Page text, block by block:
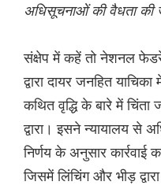
अधिसूचनाओं की वैधता की
संक्षेप में कहें तो नेशनल
द्वारा दायर जनहित याचिका
कथित वृद्धि के बारे में चिंता
द्वारा। इसने न्यायालय से
निर्णय के अनुसार कार्रवाई
जिसमें लिंचिंग और भीड़